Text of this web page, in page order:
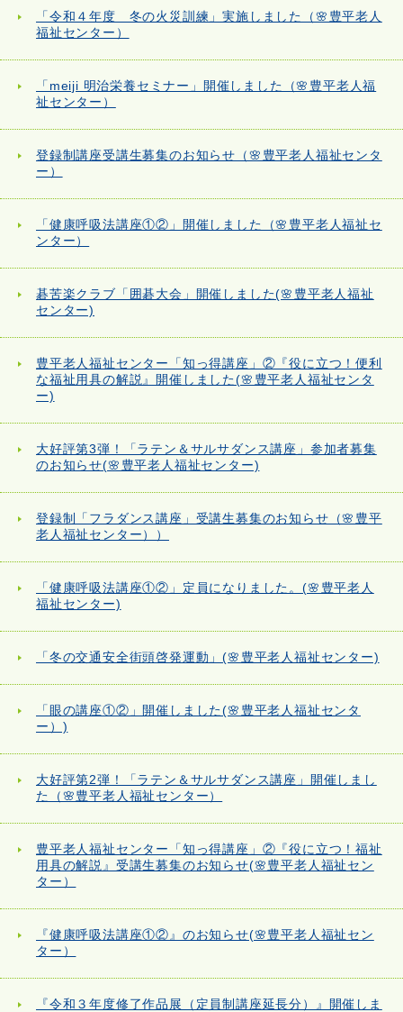
「令和４年度 冬の火災訓練」実施しました（🌸豊平老人
福祉センター）
「meiji 明治栄養セミナー」開催しました（🌸豊平老人福
祉センター）
登録制講座受講生募集のお知らせ（🌸豊平老人福祉センタ
ー）
「健康呼吸法講座①②」開催しました（🌸豊平老人福祉セ
ンター）
碁苦楽クラブ「囲碁大会」開催しました(🌸豊平老人福祉
センター)
豊平老人福祉センター「知っ得講座」②『役に立つ！便利
な福祉用具の解説』開催しました(🌸豊平老人福祉センタ
ー)
大好評第3弾！「ラテン＆サルサダンス講座」参加者募集
のお知らせ(🌸豊平老人福祉センター)
登録制「フラダンス講座」受講生募集のお知らせ（🌸豊平
老人福祉センター））
「健康呼吸法講座①②」定員になりました。(🌸豊平老人
福祉センター)
「冬の交通安全街頭啓発運動」(🌸豊平老人福祉センター)
「眼の講座①②」開催しました(🌸豊平老人福祉センタ
ー）)
大好評第2弾！「ラテン＆サルサダンス講座」開催しまし
た（🌸豊平老人福祉センター）
豊平老人福祉センター「知っ得講座」②『役に立つ！福祉
用具の解説』受講生募集のお知らせ(🌸豊平老人福祉セン
ター）
『健康呼吸法講座①②』のお知らせ(🌸豊平老人福祉セン
ター）
『令和３年度修了作品展（定員制講座延長分）』開催しま